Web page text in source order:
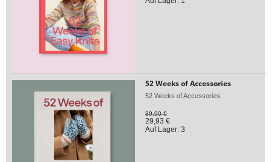
52 Weeks of Accessories
52 Weeks of Accessories
39,90 €
29,93 €
Auf Lager: 3